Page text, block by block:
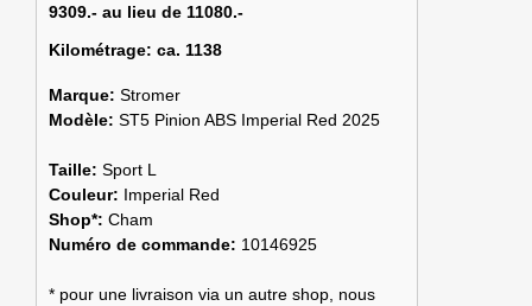
9309.- au lieu de 11080.-
Kilométrage: ca. 1138
Marque: Stromer
Modèle: ST5 Pinion ABS Imperial Red 2025
Taille: Sport L
Couleur: Imperial Red
Shop*: Cham
Numéro de commande: 10146925
* pour une livraison via un autre shop, nous